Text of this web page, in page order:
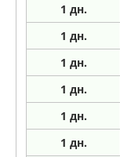
1 дн.
1 дн.
1 дн.
1 дн.
1 дн.
1 дн.